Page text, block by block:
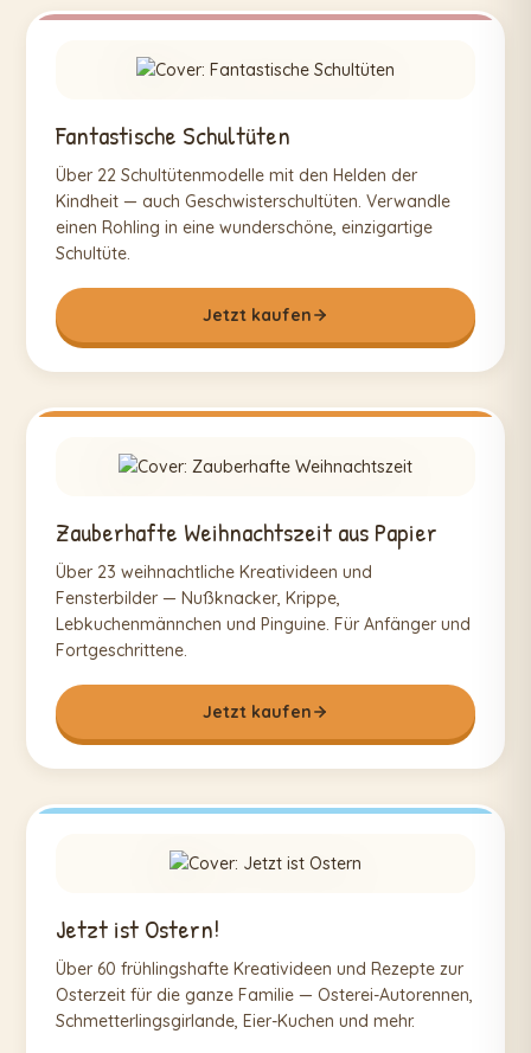
Fantastische Schultüten
Über 22 Schultütenmodelle mit den Helden der
Kindheit — auch Geschwisterschultüten. Verwandle
einen Rohling in eine wunderschöne, einzigartige
Schultüte.
Jetzt kaufen
Zauberhafte Weihnachtszeit aus Papier
Über 23 weihnachtliche Kreativideen und
Fensterbilder — Nußknacker, Krippe,
Lebkuchenmännchen und Pinguine. Für Anfänger und
Fortgeschrittene.
Jetzt kaufen
Jetzt ist Ostern!
Über 60 frühlingshafte Kreativideen und Rezepte zur
Osterzeit für die ganze Familie — Osterei-Autorennen,
Schmetterlingsgirlande, Eier-Kuchen und mehr.